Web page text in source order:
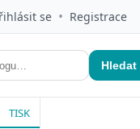
se • Registrace
Hledat
TISK